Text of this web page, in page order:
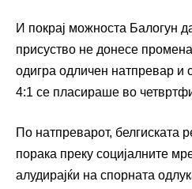
И покрај можноста Балогун
присуство не донесе
одигра одличен натпревар и
4:1 се пласираше во
По натпреварот, белгиската
порака преку социјалните
алудирајќи на спорната